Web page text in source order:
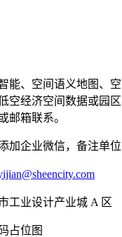
能、空间语义地图、
空经济空间数据或园
邮箱联系。
加企业微信，备注单
工业设计产业城 A 区